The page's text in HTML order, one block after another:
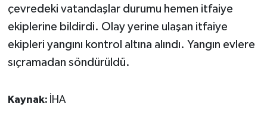
çevredeki vatandaşlar durumu hemen itfaiye
ekiplerine bildirdi. Olay yerine ulaşan itfaiye
ekipleri yangını kontrol altına alındı. Yangın evlere
sıçramadan söndürüldü.
Kaynak: İHA
HABERDE İNSAN